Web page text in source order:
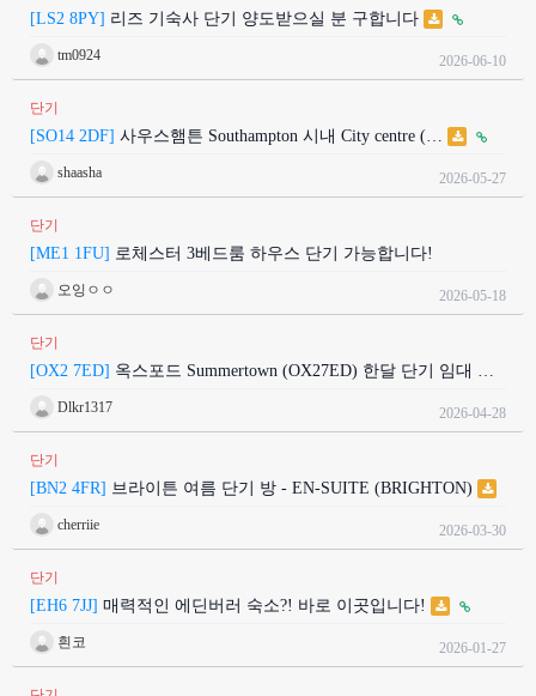
[LS2 8PY] 리즈 기숙사 단기 양도받으실 분 구합니다
tm0924 2026-06-10
단기
[SO14 2DF] 사우스햄튼 Southampton 시내 City centre (…
shaasha 2026-05-27
단기
[ME1 1FU] 로체스터 3베드룸 하우스 단기 가능합니다!
오잉ㅇㅇ 2026-05-18
단기
[OX2 7ED] 옥스포드 Summertown (OX27ED) 한달 단기 임대 …
Dlkr1317 2026-04-28
단기
[BN2 4FR] 브라이튼 여름 단기 방 - EN-SUITE (BRIGHTON)
cherriie 2026-03-30
단기
[EH6 7JJ] 매력적인 에딘버러 숙소?! 바로 이곳입니다!
흰코 2026-01-27